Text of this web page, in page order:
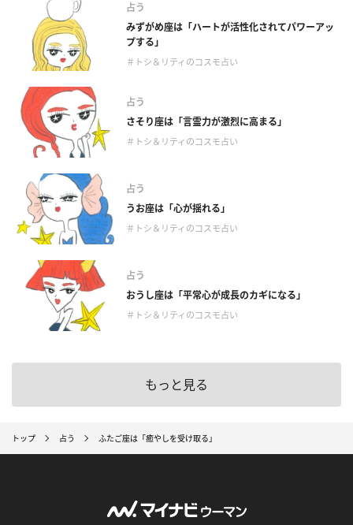
占う
みずがめ座は「ハートが活性化されてパワーアッ
プする」
＃トシ＆リティのコスモ占い
占う
さそり座は「言霊力が激烈に高まる」
＃トシ＆リティのコスモ占い
占う
うお座は「心が揺れる」
＃トシ＆リティのコスモ占い
占う
おうし座は「平常心が成長のカギになる」
＃トシ＆リティのコスモ占い
もっと見る
トップ 占う ふたご座は「癒やしを受け取る」